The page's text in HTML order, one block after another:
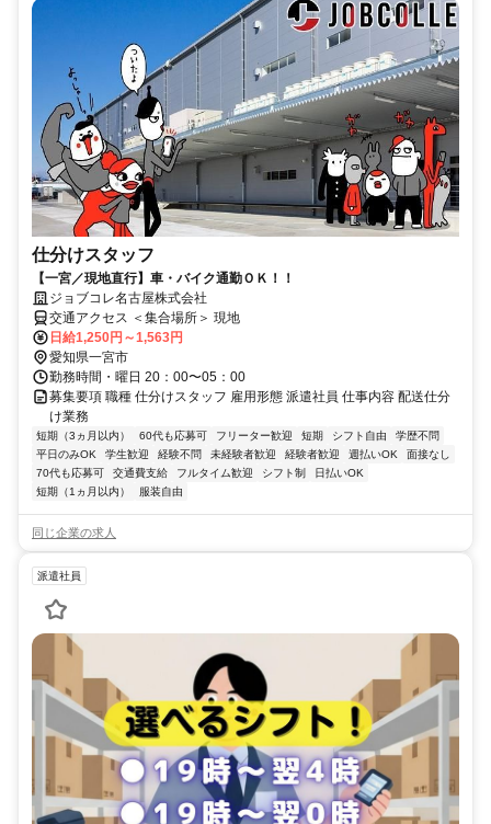
仕分けスタッフ
【一宮／現地直行】車・バイク通勤ＯＫ！！
ジョブコレ名古屋株式会社
交通アクセス ＜集合場所＞ 現地
日給1,250円～1,563円
愛知県一宮市
勤務時間・曜日 20：00〜05：00
募集要項 職種 仕分けスタッフ 雇用形態 派遣社員 仕事内容 配送仕分
け業務
短期（3ヵ月以内） 60代も応募可 フリーター歓迎 短期 シフト自由
学歴不問
平日のみOK
学生歓迎 経験不問 未経験者歓迎 経験者歓迎 週払いOK
面接なし
70代も応募可
交通費支給 フルタイム歓迎 シフト制
日払いOK
短期（1ヵ月以内）
服装自由
同じ企業の求人
派遣社員